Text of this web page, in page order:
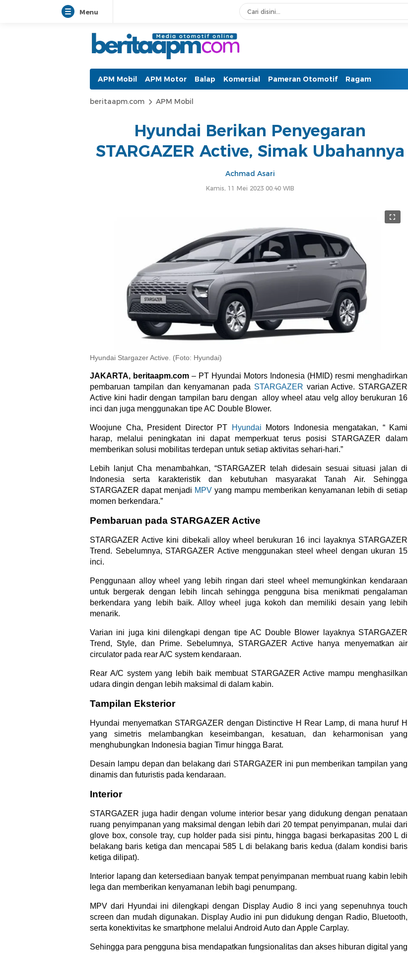
Menu
beritaapm.com
Berita Otomotif dan Informasi APM Otomotif Terkini
APM Mobil APM Motor Balap Komersial Pameran Otomotif Ragam
beritaapm.com APM Mobil
Hyundai Berikan Penyegaran
STARGAZER Active, Simak Ubahannya
Achmad Asari
Kamis, 11 Mei 2023 00:40 WIB
Hyundai Stargazer Active. (Foto: Hyundai)
JAKARTA, beritaapm.com – PT Hyundai Motors Indonesia (HMID) resmi menghadirkan
pembaruan tampilan dan kenyamanan pada STARGAZER varian Active. STARGAZER
Active kini hadir dengan tampilan baru dengan alloy wheel atau velg alloy berukuran 16
inci dan juga menggunakan tipe AC Double Blower.
Woojune Cha, President Director PT Hyundai Motors Indonesia mengatakan, “ Kami
harap, melalui peningkatan ini dapat memperkuat terus posisi STARGAZER dalam
memberikan solusi mobilitas terdepan untuk setiap aktivitas sehari-hari.”
Lebih lanjut Cha menambahkan, “STARGAZER telah didesain sesuai situasi jalan di
Indonesia serta karakteristik dan kebutuhan masyarakat Tanah Air. Sehingga
STARGAZER dapat menjadi MPV yang mampu memberikan kenyamanan lebih di setiap
momen berkendara.”
Pembaruan pada STARGAZER Active
STARGAZER Active kini dibekali alloy wheel berukuran 16 inci layaknya STARGAZER
Trend. Sebelumnya, STARGAZER Active menggunakan steel wheel dengan ukuran 15
inci.
Penggunaan alloy wheel yang lebih ringan dari steel wheel memungkinkan kendaraan
untuk bergerak dengan lebih lincah sehingga pengguna bisa menikmati pengalaman
berkendara yang lebih baik. Alloy wheel juga kokoh dan memiliki desain yang lebih
menarik.
Varian ini juga kini dilengkapi dengan tipe AC Double Blower layaknya STARGAZER
Trend, Style, dan Prime. Sebelumnya, STARGAZER Active hanya menyematkan air
circulator pada rear A/C system kendaraan.
Rear A/C system yang lebih baik membuat STARGAZER Active mampu menghasilkan
udara dingin dengan lebih maksimal di dalam kabin.
Tampilan Eksterior
Hyundai menyematkan STARGAZER dengan Distinctive H Rear Lamp, di mana huruf H
yang simetris melambangkan keseimbangan, kesatuan, dan keharmonisan yang
menghubungkan Indonesia bagian Timur hingga Barat.
Desain lampu depan dan belakang dari STARGAZER ini pun memberikan tampilan yang
dinamis dan futuristis pada kendaraan.
Interior
STARGAZER juga hadir dengan volume interior besar yang didukung dengan penataan
ruang penyimpanan yang maksimal dengan lebih dari 20 tempat penyimpanan, mulai dari
glove box, console tray, cup holder pada sisi pintu, hingga bagasi berkapasitas 200 L di
belakang baris ketiga dan mencapai 585 L di belakang baris kedua (dalam kondisi baris
ketiga dilipat).
Interior lapang dan ketersediaan banyak tempat penyimpanan membuat ruang kabin lebih
lega dan memberikan kenyamanan lebih bagi penumpang.
MPV dari Hyundai ini dilengkapi dengan Display Audio 8 inci yang sepenuhnya touch
screen dan mudah digunakan. Display Audio ini pun didukung dengan Radio, Bluetooth,
serta konektivitas ke smartphone melalui Android Auto dan Apple Carplay.
Sehingga para pengguna bisa mendapatkan fungsionalitas dan akses hiburan digital yang